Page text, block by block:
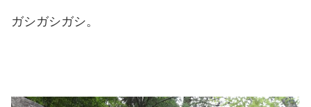
ガシガシガシ。